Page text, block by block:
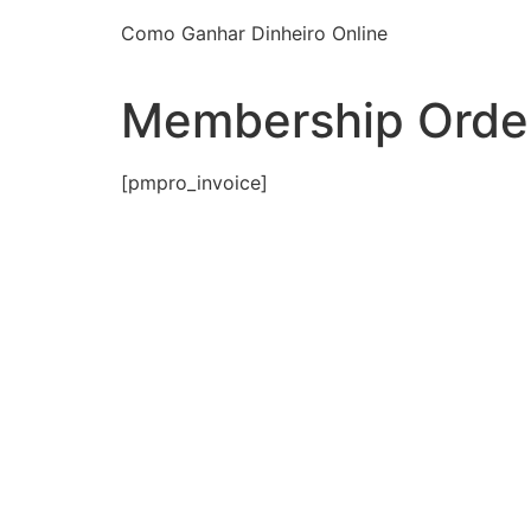
Como Ganhar Dinheiro Online
Membership
[pmpro_invoice]